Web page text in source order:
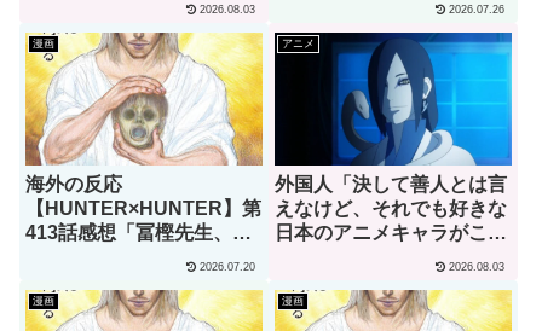
外の反応）
2026.08.03 2026.07.26
漫画
海外の反応
【HUNTER×HUNTER】第
413話感想「冨樫先生、あ
なたこそが本物の天才で2026.07.20
アニメ
外国人「決して善人とは言
えなけど、それでも好きな
日本のアニメキャラがこち
ら」→「願いを叶えてくれ
る！」（海外の反応）
2026.08.03
漫画 漫画